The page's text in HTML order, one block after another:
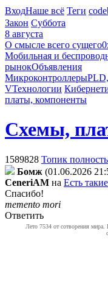
ВходНаше всё Теги
Закон Суббота
8 августа
О смысле всего сущего
Мобильная и
рынокОбъявления
Микроконтроллеры
VТехнологии
платы, компоненты
Схемы,
1589828 Топик
Бoмж (01.06.2026
CeneriAM на Есть
Спасибо!
memento mori
Ответить
Лето 7534 от сотворения мира.